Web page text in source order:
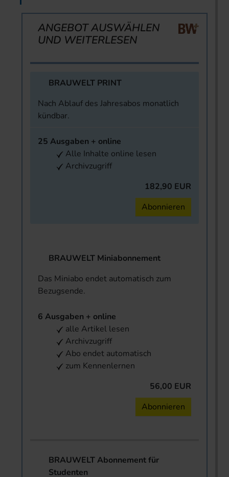
ANGEBOT AUSWÄHLEN
UND WEITERLESEN
BRAUWELT PRINT
Nach Ablauf des Jahresabos monatlich
kündbar.
25 Ausgaben + online
Alle Inhalte online lesen
Archivzugriff
182,90 EUR
Abonnieren
BRAUWELT Miniabonnement
Das Miniabo endet automatisch zum
Bezugsende.
6 Ausgaben + online
alle Artikel lesen
Archivzugriff
Abo endet automatisch
zum Kennenlernen
56,00 EUR
Abonnieren
BRAUWELT Abonnement für
Studenten